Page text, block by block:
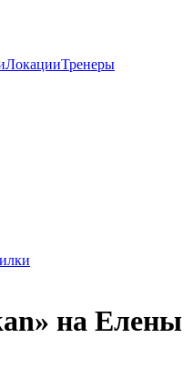
ЛокацииТренеры
на Елены